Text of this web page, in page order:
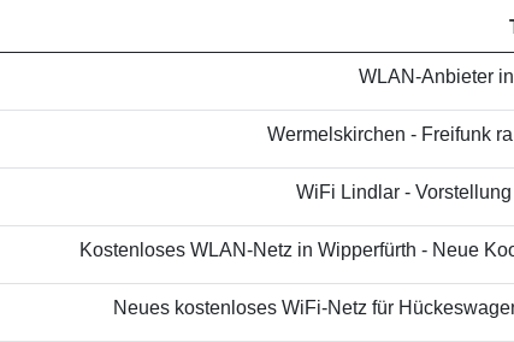
WLAN-Anbieter
Wermelskirchen - Freifunk
WiFi Lindlar -
Kostenloses WLAN-Netz in Wipperfürth - Neue
Neues kostenloses WiFi-Netz für